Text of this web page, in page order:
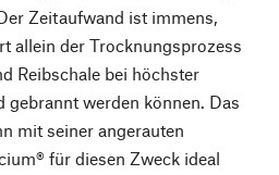
Zeitaufwand ist immens,
allein der Trocknungsprozess
Reibschale bei höchster
gebrannt werden können. Das
mit seiner angerauten
für diesen Zweck ideal